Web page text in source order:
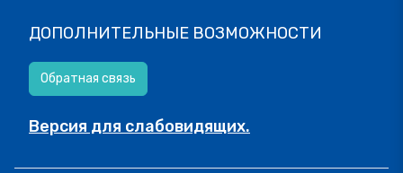
ДОПОЛНИТЕЛЬНЫЕ ВОЗМОЖНОСТИ
Обратная связь
Версия для слабовидящих.